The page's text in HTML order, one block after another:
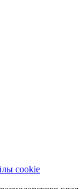
cookie